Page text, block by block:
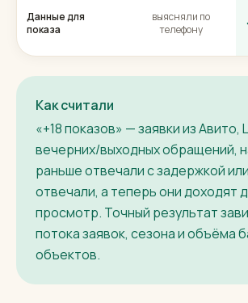
Данные для
показа
выясняли по
телефону
Как считали
«+18 показов» — заявки из Авито,
вечерних/выходных обращений,
раньше отвечали с задержкой
отвечали, а теперь они доходят
просмотр. Точный результат
потока заявок, сезона и объёма
объектов.